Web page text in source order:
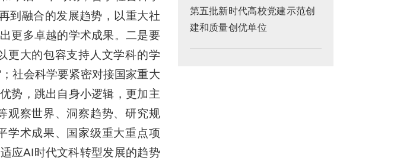
到融合的发展趋势，以重大社
更多卓越的学术成果。二是要
更大的包容支持人文学科的学
社会科学要紧密对接国家重大
势，跳出自身小逻辑，更加主
观察世界、洞察趋势、研究规
学术成果、国家级重大重点项
应AI时代文科转型发展的趋势
第五批新时代高校党建示范创
建和质量创优单位